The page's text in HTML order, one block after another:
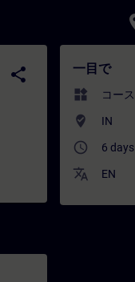
家開発 |
share
一目で
widgets コース
where_to_vote IN
access_time 6 days
translate EN